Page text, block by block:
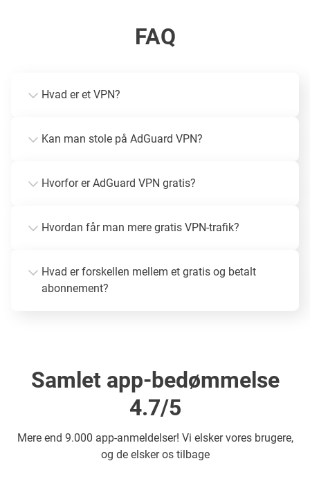
FAQ
Hvad er et VPN?
Kan man stole på AdGuard VPN?
Hvorfor er AdGuard VPN gratis?
Hvordan får man mere gratis VPN-trafik?
Hvad er forskellen mellem et gratis og betalt
abonnement?
Samlet app-bedømmelse
4.7/5
Mere end 9.000 app-anmeldelser! Vi elsker vores brugere,
og de elsker os tilbage